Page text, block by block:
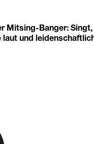
Mitsing-Banger:
laut und